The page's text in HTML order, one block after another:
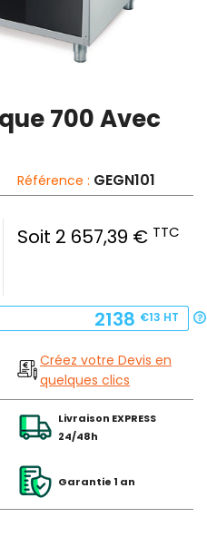
700 Avec
Référence : GEGN101
Soit 2 657,39 € TTC
2138 €13 HT
Créez votre Devis en
quelques clics
Livraison EXPRESS
24/48h
Garantie 1 an